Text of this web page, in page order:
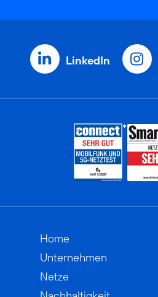
LinkedIn
Home
Unternehmen
Netze